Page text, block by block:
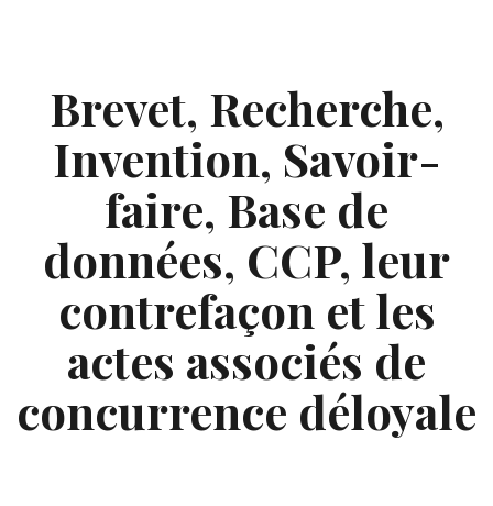
Brevet, Recherche,
Invention, Savoir-
faire, Base de
données, CCP, leur
contrefaçon et les
actes associés de
concurrence déloyale